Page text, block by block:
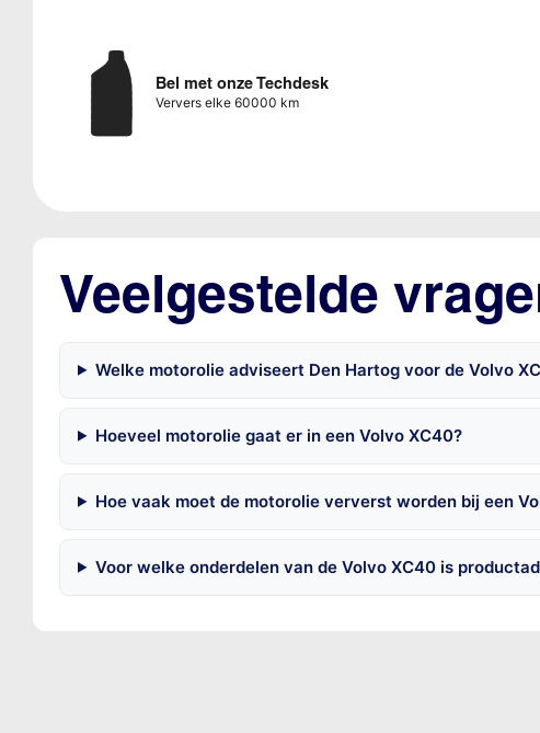
Bel met onze Techdesk
Ververs elke 60000 km
Veelgestelde
Welke motorolie adviseert Den Hartog voor de Volvo
Hoeveel motorolie gaat er in een Volvo XC40?
Hoe vaak moet de motorolie ververst worden bij een
Voor welke onderdelen van de Volvo XC40 is